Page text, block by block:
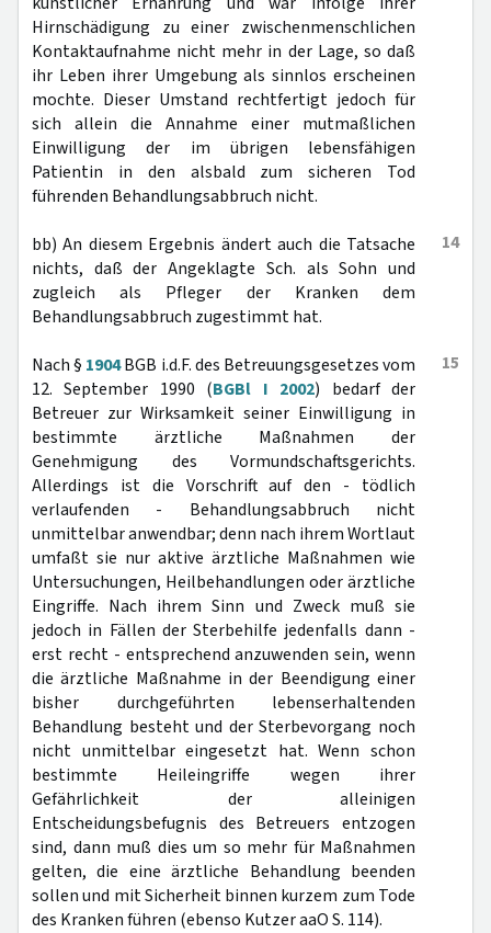
Hirnschädigung zu einer zwischenmenschlichen
Kontaktaufnahme nicht mehr in der Lage, so daß
ihr Leben ihrer Umgebung als sinnlos erscheinen
mochte. Dieser Umstand rechtfertigt jedoch für
sich allein die Annahme einer mutmaßlichen
Einwilligung der im übrigen lebensfähigen
Patientin in den alsbald zum sicheren Tod
führenden Behandlungsabbruch nicht.
14
bb) An diesem Ergebnis ändert auch die Tatsache
nichts, daß der Angeklagte Sch. als Sohn und
zugleich als Pfleger der Kranken dem
Behandlungsabbruch zugestimmt hat.
15
Nach § 1904BGB i.d.F. des Betreuungsgesetzes vom
12. September 1990 (BGBl I 2002) bedarf der
Betreuer zur Wirksamkeit seiner Einwilligung in
bestimmte ärztliche Maßnahmen der
Genehmigung des Vormundschaftsgerichts.
Allerdings ist die Vorschrift auf den - tödlich
verlaufenden - Behandlungsabbruch nicht
unmittelbar anwendbar; denn nach ihrem Wortlaut
umfaßt sie nur aktive ärztliche Maßnahmen wie
Untersuchungen, Heilbehandlungen oder ärztliche
Eingriffe. Nach ihrem Sinn und Zweck muß sie
jedoch in Fällen der Sterbehilfe jedenfalls dann -
erst recht - entsprechend anzuwenden sein, wenn
die ärztliche Maßnahme in der Beendigung einer
bisher durchgeführten lebenserhaltenden
Behandlung besteht und der Sterbevorgang noch
nicht unmittelbar eingesetzt hat. Wenn schon
bestimmte Heileingriffe wegen ihrer
Gefährlichkeit der alleinigen
Entscheidungsbefugnis des Betreuers entzogen
sind, dann muß dies um so mehr für Maßnahmen
gelten, die eine ärztliche Behandlung beenden
sollen und mit Sicherheit binnen kurzem zum Tode
des Kranken führen (ebenso Kutzer aaO S. 114).